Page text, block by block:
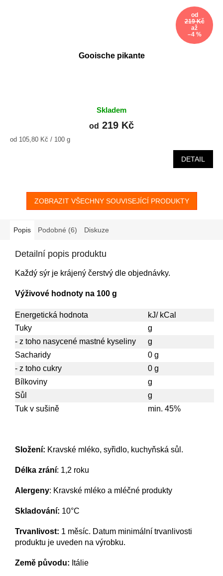
od
219 Kč
až
–4 %
Gooische pikante
Skladem
od 219 Kč
Měrná
od 105,80 Kč / 100 g
DETAIL
ZOBRAZIT VŠECHNY SOUVISEJÍCÍ PRODUKTY
Popis Podobné (6) Diskuze
Detailní popis produktu
Každý sýr je krájený čerstvý dle objednávky.
Výživové hodnoty na 100 g
Energetická hodnota
kJ/ kCal
Tuky
g
- z toho nasycené mastné kyseliny
g
Sacharidy
0 g
- z toho cukry
0 g
Bílkoviny
g
Sůl
g
Tuk v sušině
min. 45%
Složení: Kravské mléko, syřidlo, kuchyňská sůl.
Délka zrání: 1,2 roku
Alergeny: Kravské mléko a mléčné produkty
Skladování: 10°C
Trvanlivost: 1 měsíc. Datum minimální trvanlivosti
produktu je uveden na výrobku.
Země původu: Itálie